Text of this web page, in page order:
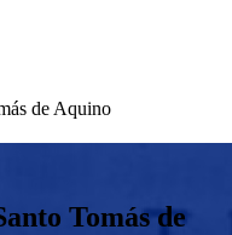
de Aquino
Tomás de